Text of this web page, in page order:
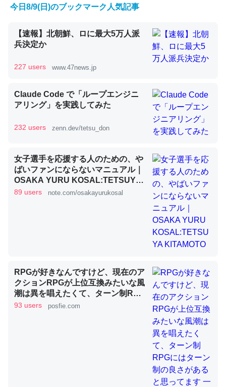
くらい。小説でいう「ずっと前の伏線」は回収されないけ
ど、短期記憶というには多い分量。進化すればするほど分
かりやすく強くなりそう
コオロギのカルシウム分はエビの600分の1程度。
─ニュース :: 【研究発表】昆虫学の大問題＝「昆虫はなぜ海にいな
いのか」に関する新仮説
論文では「淡水はカルシウムも酸素も不足してて両方に不
いる鋏角類（カブトガニ・ウミグモ）はカルシウムを使わ
ずキチンを強化してる筈だが、酵素が違うのか？
─ニュース :: 【研究発表】昆虫学の大問題＝「昆虫はなぜ海にいな
いのか」に関する新仮説
これを元に考えるとカルシウムを大量に使う脊椎動物と貝
類は苦労してるんだな…。腹足類だと殻を無くしてナメク
今日8/9(日)のブックマーク人気記事
【速報】北朝鮮、ロに最大5万人派
兵決定か
227 users www.47news.jp
Claude Code で「ループエンジニ
アリング」を実践してみた
232 users zenn.dev/tetsu_don
女子選手を応援する人のための、や
ばいファンにならないマニュアル｜
OSAKA YURU KOSAL:TETSUYA
KITAMOTO
89 users note.com/osakayurukosal
RPGが好きなんですけど、現在のア
クションRPGが上位互換みたいな風
潮は異を唱えたくて、ターン制RPG
にはターン制の良さがあると思って
93 users posfie.com